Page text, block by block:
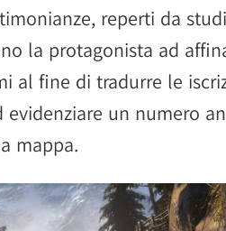
reperti da
la protagonista ad
al fine di tradurre le
un numero
mappa.